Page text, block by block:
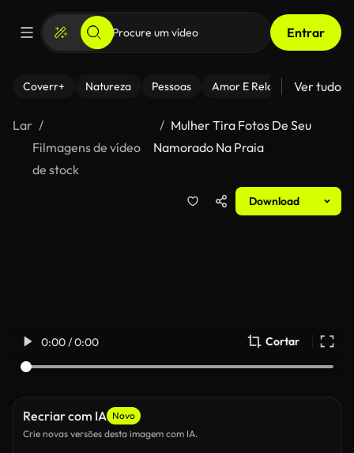
Entrar
Coverr+ Natureza Pessoas Amor E Relacionamentos
Ver tudo
Lar
Filmagens de vídeo
de stock
Mulher Tira Fotos De Seu
Namorado Na Praia
Download
0:00 / 0:00 Cortar
Recriar com IA Novo
Crie novas versões desta imagem com IA.